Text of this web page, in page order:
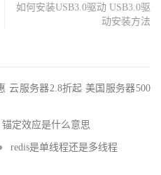
如何安装USB3.0驱动 USB3.0驱
动安装方法
云服务器2.8折起 美国服务器500
锚定效应是什么意思
redis是单线程还是多线程